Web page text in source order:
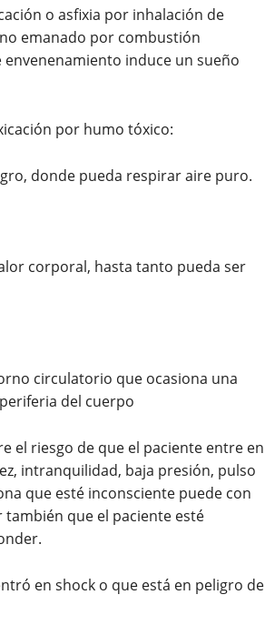
o asfixia por inhalación de
emanado por combustión
envenenamiento induce un sueño
por humo tóxico:
donde pueda respirar aire puro.
corporal, hasta tanto pueda ser
circulatorio que ocasiona una
del cuerpo
el riesgo de que el paciente entre en
intranquilidad, baja presión, pulso
que esté inconsciente puede con
que el paciente esté
en shock o que está en peligro de